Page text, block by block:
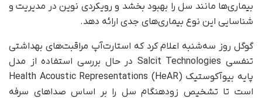
بیماری‌ها مانند سل را بهبود بخشد و رویکردی نوین در مدیریت و
شناسایی این نوع بیماری‌های جدی ارائه دهد.
گوگل روز سه‌شنبه اعلام کرد که استارت‌آپ مراقبت‌های بهداشتی
تنفسی Salcit Technologies در حال بررسی استفاده از مدل
پایه بیوآکوستیک Health Acoustic Representations (HeAR)
است تا تشخیص زودهنگام سل را بر اساس صداهای سرفه